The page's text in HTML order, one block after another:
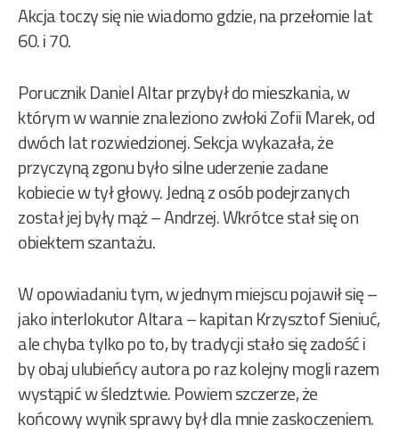
Akcja toczy się nie wiadomo gdzie, na przełomie lat
60. i 70.
Porucznik Daniel Altar przybył do mieszkania, w
którym w wannie znaleziono zwłoki Zofii Marek, od
dwóch lat rozwiedzionej. Sekcja wykazała, że
przyczyną zgonu było silne uderzenie zadane
kobiecie w tył głowy. Jedną z osób podejrzanych
został jej były mąż – Andrzej. Wkrótce stał się on
obiektem szantażu.
W opowiadaniu tym, w jednym miejscu pojawił się –
jako interlokutor Altara – kapitan Krzysztof Sieniuć,
ale chyba tylko po to, by tradycji stało się zadość i
by obaj ulubieńcy autora po raz kolejny mogli razem
wystąpić w śledztwie. Powiem szczerze, że
końcowy wynik sprawy był dla mnie zaskoczeniem.